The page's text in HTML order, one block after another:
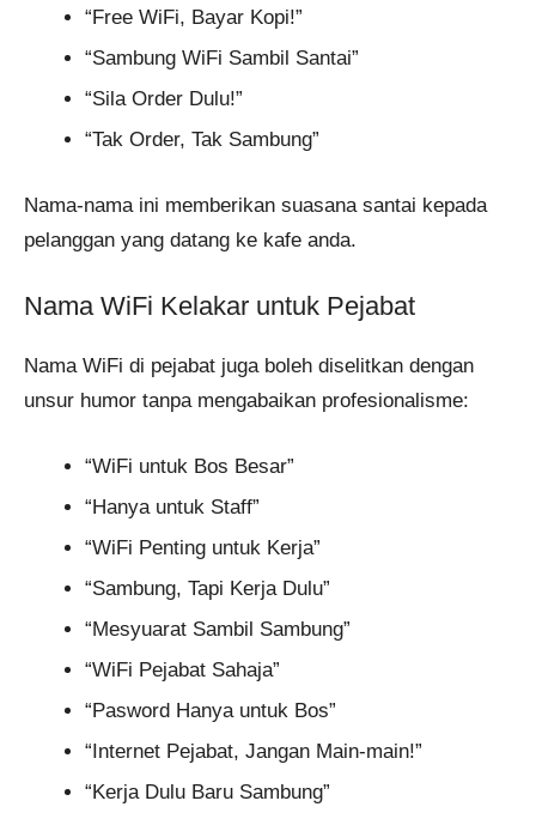
“Free WiFi, Bayar Kopi!”
“Sambung WiFi Sambil Santai”
“Sila Order Dulu!”
“Tak Order, Tak Sambung”
Nama-nama ini memberikan suasana santai kepada
pelanggan yang datang ke kafe anda.
Nama WiFi Kelakar untuk Pejabat
Nama WiFi di pejabat juga boleh diselitkan dengan
unsur humor tanpa mengabaikan profesionalisme:
“WiFi untuk Bos Besar”
“Hanya untuk Staff”
“WiFi Penting untuk Kerja”
“Sambung, Tapi Kerja Dulu”
“Mesyuarat Sambil Sambung”
“WiFi Pejabat Sahaja”
“Pasword Hanya untuk Bos”
“Internet Pejabat, Jangan Main-main!”
“Kerja Dulu Baru Sambung”